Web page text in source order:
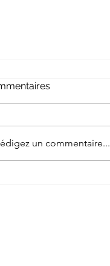
un commentaire...